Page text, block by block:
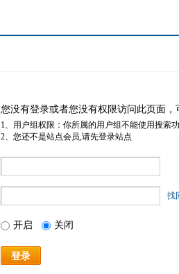
您没有登录或者您没有权限访问此页面
1、用户组权限：你所属的用户组不能使用搜索
2、您还不是站点会员,请先登录站点
找
开启 关闭
登录